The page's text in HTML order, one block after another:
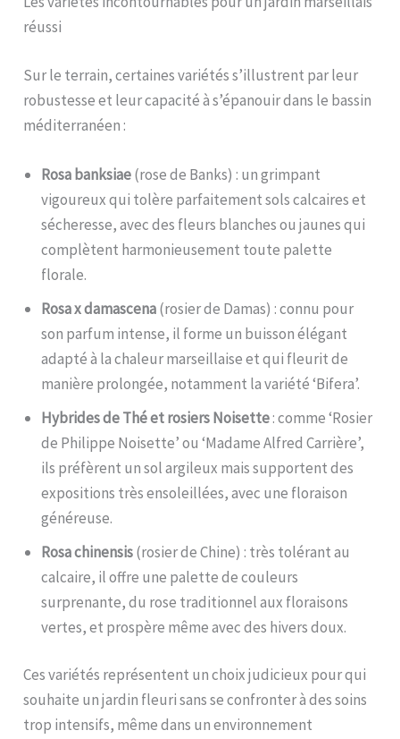
réussi
Sur le terrain, certaines variétés s’illustrent par leur
robustesse et leur capacité à s’épanouir dans le bassin
méditerranéen :
Rosa banksiae(rose de Banks) : un grimpant
vigoureux qui tolère parfaitement sols calcaires et
sécheresse, avec des fleurs blanches ou jaunes qui
complètent harmonieusement toute palette
florale.
Rosa x damascena(rosier de Damas) : connu pour
son parfum intense, il forme un buisson élégant
adapté à la chaleur marseillaise et qui fleurit de
manière prolongée, notamment la variété ‘Bifera’.
Hybrides de Thé et rosiers Noisette: comme ‘Rosier
de Philippe Noisette’ ou ‘Madame Alfred Carrière’,
ils préfèrent un sol argileux mais supportent des
expositions très ensoleillées, avec une floraison
généreuse.
Rosa chinensis(rosier de Chine) : très tolérant au
calcaire, il offre une palette de couleurs
surprenante, du rose traditionnel aux floraisons
vertes, et prospère même avec des hivers doux.
Ces variétés représentent un choix judicieux pour qui
souhaite un jardin fleuri sans se confronter à des soins
trop intensifs, même dans un environnement